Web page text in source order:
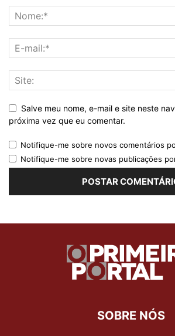
Salve meu nome, e-mail e site neste
próxima vez que eu comentar.
Notifique-me sobre novos comentários
Notifique-me sobre novas publicações
SOBRE NÓS